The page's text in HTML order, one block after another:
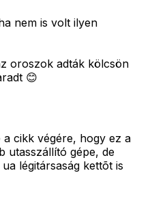
nem is volt ilyen
oroszok adták kölcsön
😊
cikk végére, hogy ez a
utasszállító gépe, de
légitársaság kettõt is